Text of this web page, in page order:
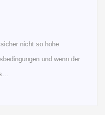
nicht so hohe
und wenn der